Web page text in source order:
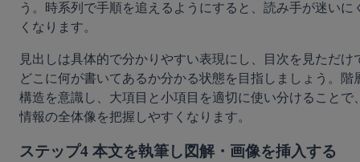
う。時系列で手順を追えるようにすると、読み手が迷いに
くなります。
見出しは具体的で分かりやすい表現にし、目次を見ただけ
どこに何が書いてあるか分かる状態を目指しましょう。階
構造を意識し、大項目と小項目を適切に使い分けることで
情報の全体像を把握しやすくなります。
ステップ4 本文を執筆し図解・画像を挿入する